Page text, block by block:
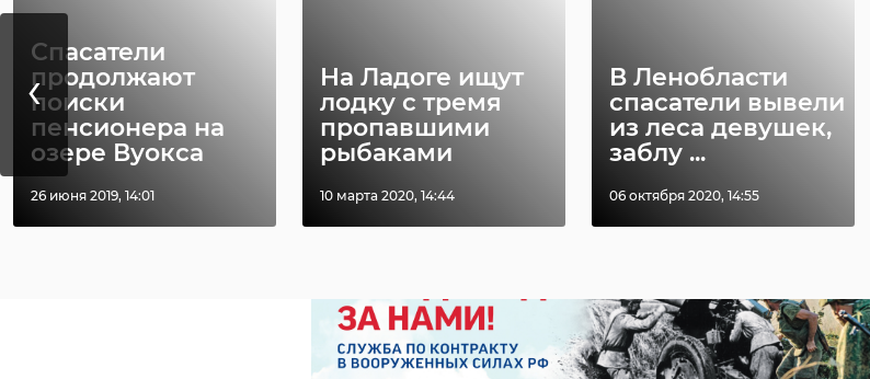
Спасатели
продолжают
поиски
пенсионера на
озере Вуокса
26 июня 2019, 14:01
На Ладоге ищут
лодку с тремя
пропавшими
рыбаками
10 марта 2020, 14:44
В Ленобласти
спасатели вывели
из леса девушек,
заблу ...
06 октября 2020, 14:55
‹
сестрорецк импортозамещение врачи